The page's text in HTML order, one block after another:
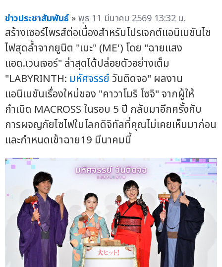
ข่าวประชาสัมพันธ์ »พุธ 11 มีนาคม 2569 13:32 น.
สร้างเซอร์ไพรส์ต่อเนื่องสำหรับโปรเจกต์แอนิเมชันไซ
ไฟสุดล้ำจากยูนิต "เมะ" (ME') โดย "ฉายแสง
แอด.เวนเจอร์" ล่าสุดได้ปล่อยตัวอย่างเต็ม
"LABYRINTH: มหัศจรรย์ วันติดจอ" ผลงาน
แอนิเมชันเรื่องใหม่ของ "คาวาโมริ โซจิ" จากผู้ให้
กำเนิด MACROSS ในรอบ 5 ปี กลับมาอีกครั้งกับ
การผจญภัยไซไฟในโลกดิจิทัลที่คุณไม่เคยเห็นมาก่อน
และกำหนดเข้าฉาย19 มีนาคมนี้